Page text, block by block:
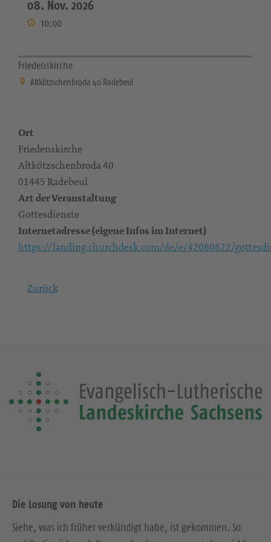
08. Nov. 2026
10:00
Friedenskirche
Altkötzschenbroda 40 Radebeul
Ort
Friedenskirche
Altkötzschenbroda 40
01445 Radebeul
Art der Veranstaltung
Gottesdienste
Internetadresse (eigene Infos im Internet)
https://landing.churchdesk.com/de/e/42080622/
Zurück
Die Losung von heute
Siehe, was ich früher verkündigt habe, ist gekommen. So